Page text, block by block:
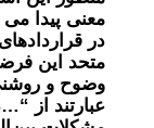
معنی پیدا
در
متحد این
وضوح و
عبارتند از